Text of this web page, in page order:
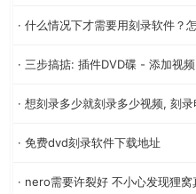
· 什么情况下才需要用刻录软件？
· 三步搞掂: 插件DVD碟 - 添加视
· 想刻录多少就刻录多少视频, 刻
· 免费dvd刻录软件下载地址
· nero需要许裂好 不小心发现狸窝